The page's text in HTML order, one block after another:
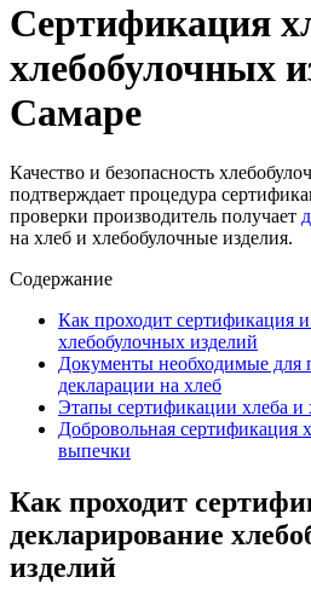
Сертификация
хлебобулочных
Самаре
Качество и безопасность
подтверждает процедура
проверки производитель получает
на хлеб и хлебобулочные изделия.
Содержание
Как проходит сертификация
хлебобулочных изделий
Документы необходимые для
декларации на хлеб
Этапы сертификации хлеба и
Добровольная сертификация
выпечки
Как проходит
декларирование
изделий